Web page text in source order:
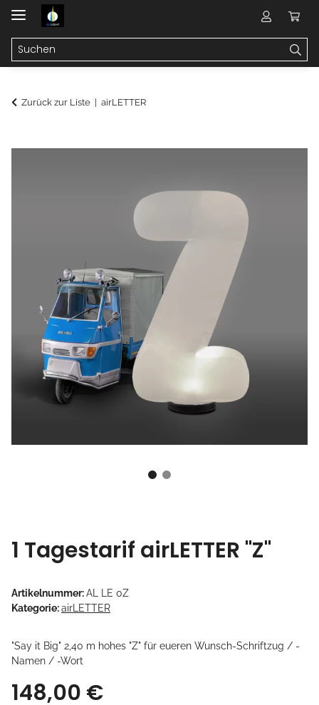
Zurück zur Liste airLETTER
1 Tagestarif airLETTER "Z"
Artikelnummer:AL LE 0Z
Kategorie:airLETTER
"Say it Big" 2,40 m hohes "Z" für eueren Wunsch-Schriftzug / -
Namen / -Wort
148,00 €